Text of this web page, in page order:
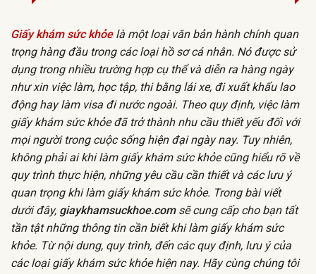
Giấy khám sức khỏelà một loại văn bản hành chính quan
trọng hàng đầu trong các loại hồ sơ cá nhân. Nó được sử
dụng trong nhiều trường hợp cụ thể và diễn ra hàng ngày
như xin việc làm, học tập, thi bằng lái xe, đi xuất khẩu lao
động hay làm visa đi nước ngoài. Theo quy định, việc làm
giấy khám sức khỏe đã trở thành nhu cầu thiết yếu đối với
mọi người trong cuộc sống hiện đại ngày nay. Tuy nhiên,
không phải ai khi làm giấy khám sức khỏe cũng hiểu rõ về
quy trình thực hiện, những yêu cầu cần thiết và các lưu ý
quan trọng khi làm giấy khám sức khỏe. Trong bài viết
dưới đây, giaykhamsuckhoe.comsẽ cung cấp cho bạn tất
tần tật những thông tin cần biết khi làm giấy khám sức
khỏe. Từ nội dung, quy trình, đến các quy định, lưu ý của
các loại giấy khám sức khỏe hiện nay. Hãy cùng chúng tôi